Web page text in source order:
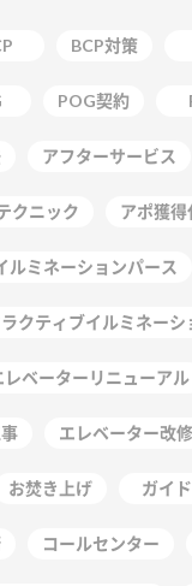
BCP対策
POG契約
アフターサービス
クニック アポ獲得
ルミネーションパース
クティブイルミネーシ
レベーターリニューアル
エレベーター改修
お焚き上げ ガイド
コールセンター